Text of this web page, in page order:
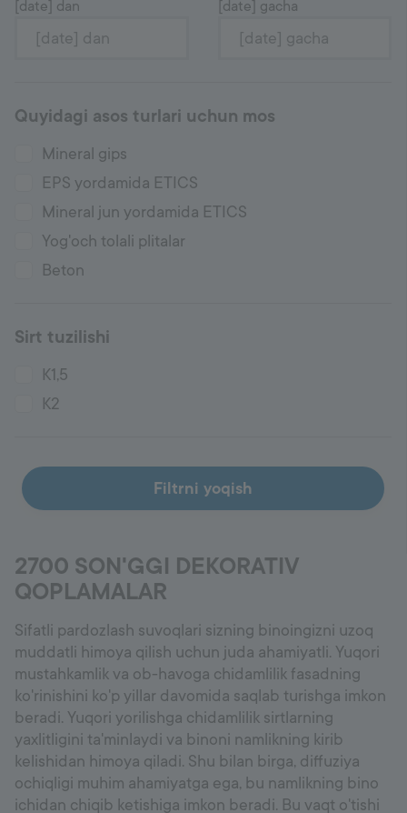
[date] dan [date] gacha
Quyidagi asos turlari uchun mos
Mineral gips
EPS yordamida ETICS
Mineral jun yordamida ETICS
Yog'och tolali plitalar
Beton
Sirt tuzilishi
K1,5
K2
Filtrni yoqish
2700 SON'GGI DEKORATIV
QOPLAMALAR
Sifatli pardozlash suvoqlari sizning binoingizni uzoq
muddatli himoya qilish uchun juda ahamiyatli. Yuqori
mustahkamlik va ob-havoga chidamlilik fasadning
ko'rinishini ko'p yillar davomida saqlab turishga imkon
beradi. Yuqori yorilishga chidamlilik sirtlarning
yaxlitligini ta'minlaydi va binoni namlikning kirib
kelishidan himoya qiladi. Shu bilan birga, diffuziya
ochiqligi muhim ahamiyatga ega, bu namlikning bino
ichidan chiqib ketishiga imkon beradi. Bu vaqt o'tishi